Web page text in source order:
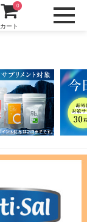
カート
0